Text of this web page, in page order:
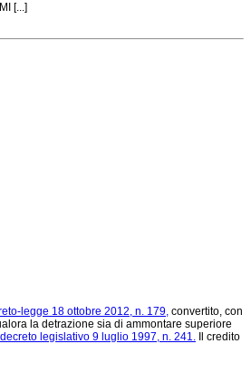
[...]
legge 18 ottobre 2012, n. 179, convertito, con
la detrazione sia di ammontare superiore
decreto legislativo 9 luglio 1997, n. 241. Il credito